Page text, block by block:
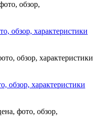
обзор, характеристики
обзор, характеристики